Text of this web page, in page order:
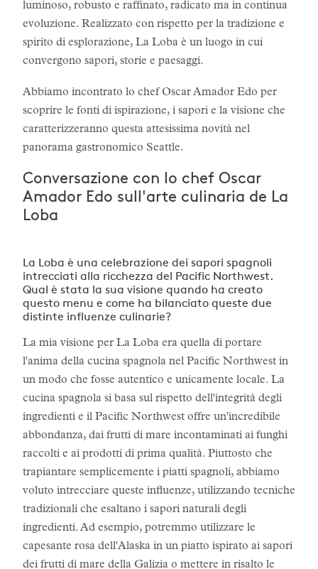
luminoso, robusto e raffinato, radicato ma in continua
evoluzione. Realizzato con rispetto per la tradizione e
spirito di esplorazione, La Loba è un luogo in cui
convergono sapori, storie e paesaggi.
Abbiamo incontrato lo chef Oscar Amador Edo per
scoprire le fonti di ispirazione, i sapori e la visione che
caratterizzeranno questa attesissima novità nel
panorama gastronomico Seattle.
Conversazione con lo chef Oscar
Amador Edo sull'arte culinaria de La
Loba
La Loba è una celebrazione dei sapori spagnoli
intrecciati alla ricchezza del Pacific Northwest.
Qual è stata la sua visione quando ha creato
questo menu e come ha bilanciato queste due
distinte influenze culinarie?
La mia visione per La Loba era quella di portare
l'anima della cucina spagnola nel Pacific Northwest in
un modo che fosse autentico e unicamente locale. La
cucina spagnola si basa sul rispetto dell'integrità degli
ingredienti e il Pacific Northwest offre un'incredibile
abbondanza, dai frutti di mare incontaminati ai funghi
raccolti e ai prodotti di prima qualità. Piuttosto che
trapiantare semplicemente i piatti spagnoli, abbiamo
voluto intrecciare queste influenze, utilizzando tecniche
tradizionali che esaltano i sapori naturali degli
ingredienti. Ad esempio, potremmo utilizzare le
capesante rosa dell'Alaska in un piatto ispirato ai sapori
dei frutti di mare della Galizia o mettere in risalto le